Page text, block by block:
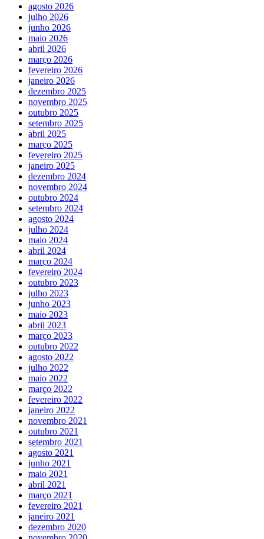
agosto 2026
julho 2026
junho 2026
maio 2026
abril 2026
março 2026
fevereiro 2026
janeiro 2026
dezembro 2025
novembro 2025
outubro 2025
setembro 2025
abril 2025
março 2025
fevereiro 2025
janeiro 2025
dezembro 2024
novembro 2024
outubro 2024
setembro 2024
agosto 2024
julho 2024
maio 2024
abril 2024
março 2024
fevereiro 2024
outubro 2023
julho 2023
junho 2023
maio 2023
abril 2023
março 2023
outubro 2022
agosto 2022
julho 2022
maio 2022
março 2022
fevereiro 2022
janeiro 2022
novembro 2021
outubro 2021
setembro 2021
agosto 2021
junho 2021
maio 2021
abril 2021
março 2021
fevereiro 2021
janeiro 2021
dezembro 2020